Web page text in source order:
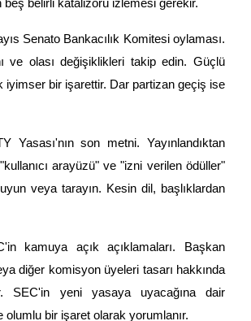
beş belirli katalizörü izlemesi gerekir.
Senato Bankacılık Komitesi oylaması.
ve olası değişiklikleri takip edin. Güçlü
iyimser bir işarettir. Dar partizan geçiş ise
Yasası'nın son metni. Yayınlandıktan
arayüzü" ve "izni verilen ödüller"
veya tarayın. Kesin dil, başlıklardan
kamuya açık açıklamaları. Başkan
diğer komisyon üyeleri tasarı hakkında
SEC'in yeni yasaya uyacağına dair
olumlu bir işaret olarak yorumlanır.